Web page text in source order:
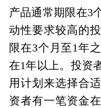
产品通常期限在3
动性要求较高的
限在3个月至1年
在1年以上。投资
用计划来选择合
资者有一笔资金